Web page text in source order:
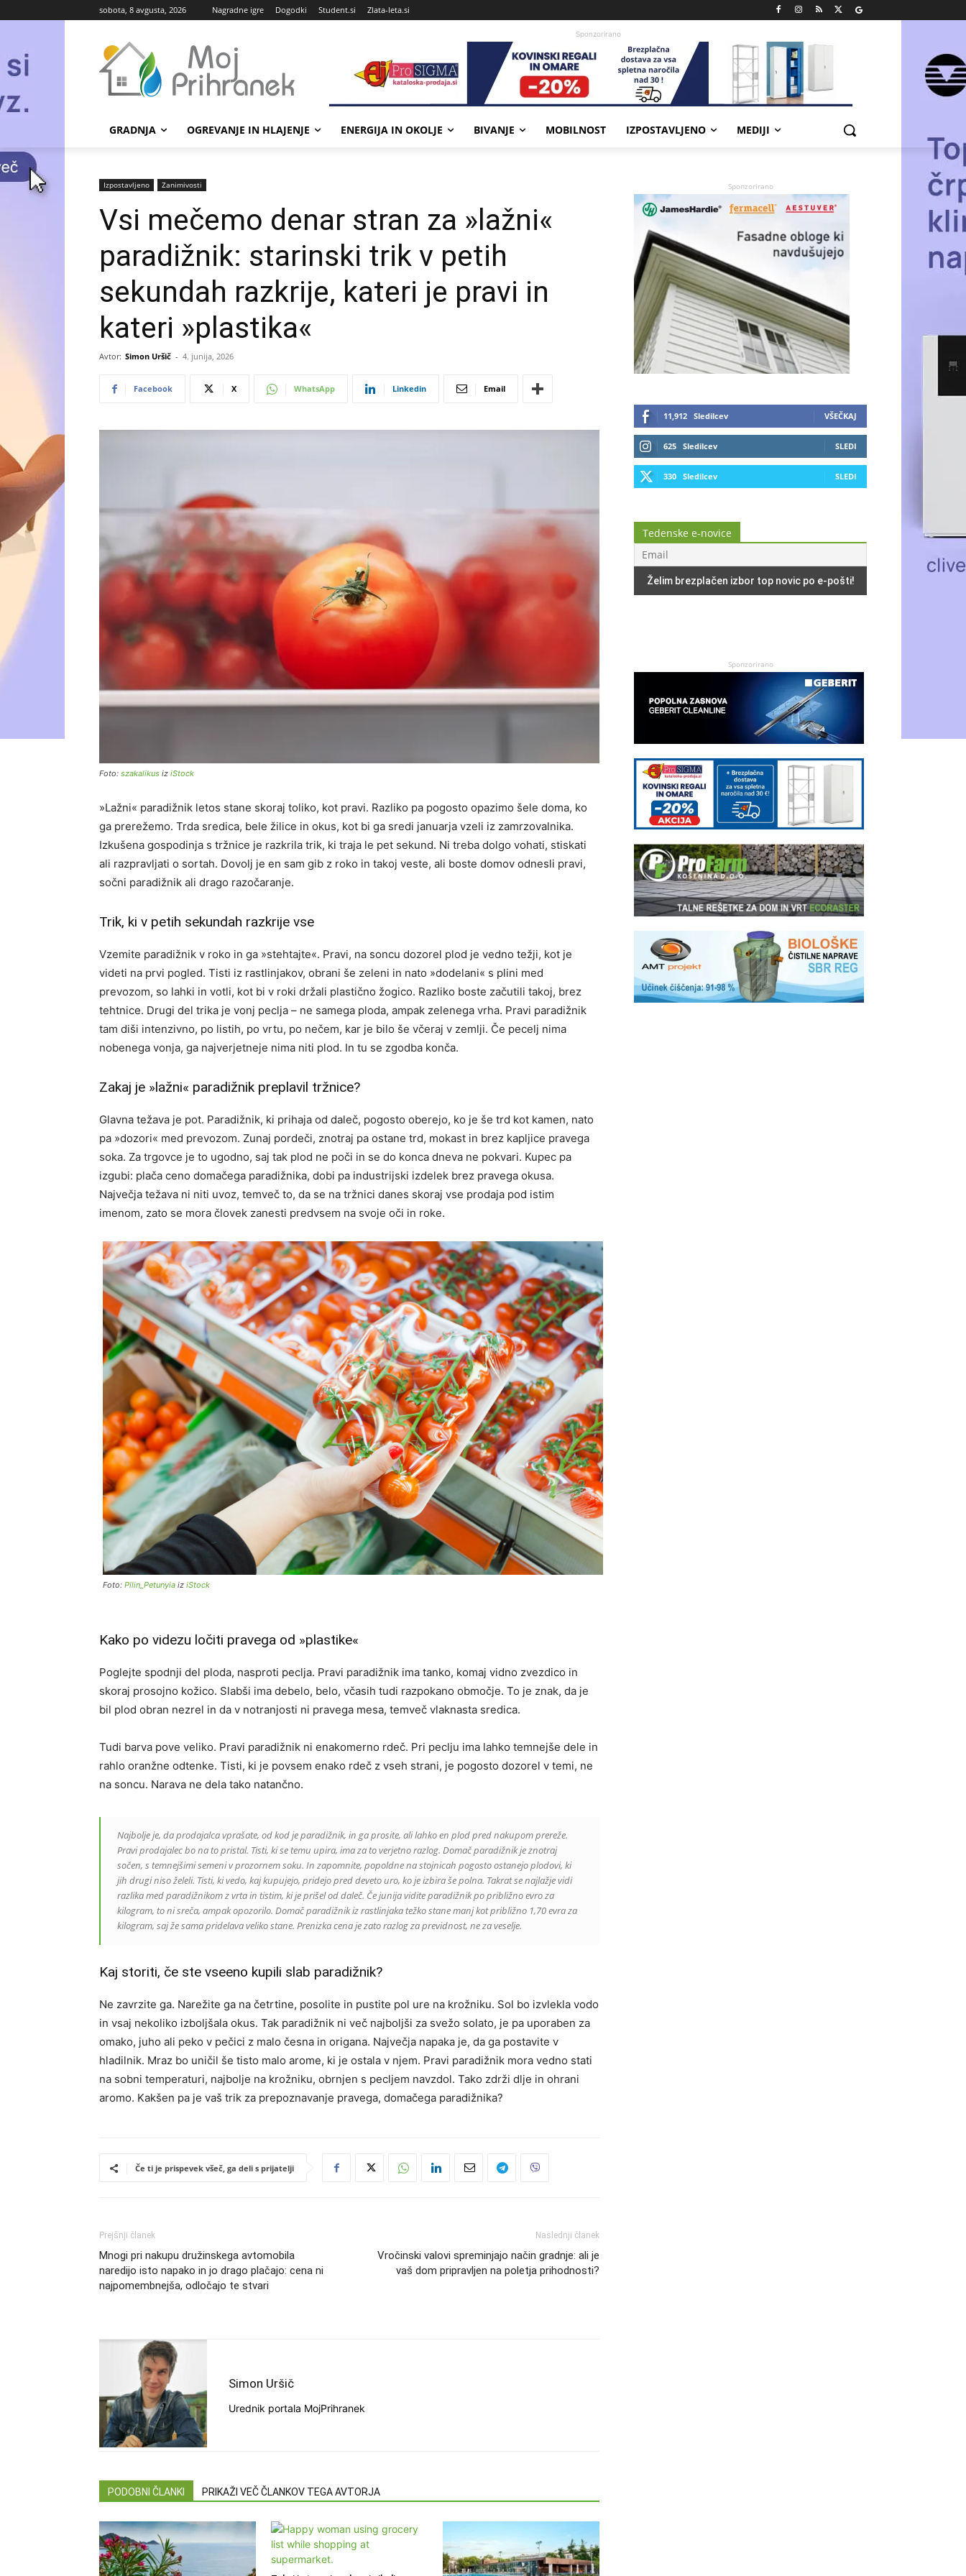
sobota, 8 avgusta, 2026 Nagradne igre Dogodki Student.si Zlata-leta.si
Sponzorirano
GRADNJA OGREVANJE IN HLAJENJE ENERGIJA IN OKOLJE BIVANJE MOBILNOST IZPOSTAVLJENO MEDIJI
Izpostavljeno Zanimivosti
Vsi mečemo denar stran za »lažni«
paradižnik: starinski trik v petih
sekundah razkrije, kateri je pravi in
kateri »plastika«
Avtor: Simon Uršič - 4. junija, 2026
Facebook X WhatsApp Linkedin Email
Foto: szakalikus iz iStock
»Lažni« paradižnik letos stane skoraj toliko, kot pravi. Razliko pa pogosto opazimo šele doma, ko
ga prerežemo. Trda sredica, bele žilice in okus, kot bi ga sredi januarja vzeli iz zamrzovalnika.
Izkušena gospodinja s tržnice je razkrila trik, ki traja le pet sekund. Ni treba dolgo vohati, stiskati
ali razpravljati o sortah. Dovolj je en sam gib z roko in takoj veste, ali boste domov odnesli pravi,
sočni paradižnik ali drago razočaranje.
Trik, ki v petih sekundah razkrije vse
Vzemite paradižnik v roko in ga »stehtajte«. Pravi, na soncu dozorel plod je vedno težji, kot je
videti na prvi pogled. Tisti iz rastlinjakov, obrani še zeleni in nato »dodelani« s plini med
prevozom, so lahki in votli, kot bi v roki držali plastično žogico. Razliko boste začutili takoj, brez
tehtnice. Drugi del trika je vonj peclja – ne samega ploda, ampak zelenega vrha. Pravi paradižnik
tam diši intenzivno, po listih, po vrtu, po nečem, kar je bilo še včeraj v zemlji. Če pecelj nima
nobenega vonja, ga najverjetneje nima niti plod. In tu se zgodba konča.
Zakaj je »lažni« paradižnik preplavil tržnice?
Glavna težava je pot. Paradižnik, ki prihaja od daleč, pogosto oberejo, ko je še trd kot kamen, nato
pa »dozori« med prevozom. Zunaj pordeči, znotraj pa ostane trd, mokast in brez kapljice pravega
soka. Za trgovce je to ugodno, saj tak plod ne poči in se do konca dneva ne pokvari. Kupec pa
izgubi: plača ceno domačega paradižnika, dobi pa industrijski izdelek brez pravega okusa.
Največja težava ni niti uvoz, temveč to, da se na tržnici danes skoraj vse prodaja pod istim
imenom, zato se mora človek zanesti predvsem na svoje oči in roke.
Foto: Pilin_Petunyia iz iStock
Kako po videzu ločiti pravega od »plastike«
Poglejte spodnji del ploda, nasproti peclja. Pravi paradižnik ima tanko, komaj vidno zvezdico in
skoraj prosojno kožico. Slabši ima debelo, belo, včasih tudi razpokano območje. To je znak, da je
bil plod obran nezrel in da v notranjosti ni pravega mesa, temveč vlaknasta sredica.
Tudi barva pove veliko. Pravi paradižnik ni enakomerno rdeč. Pri peclju ima lahko temnejše dele in
rahlo oranžne odtenke. Tisti, ki je povsem enako rdeč z vseh strani, je pogosto dozorel v temi, ne
na soncu. Narava ne dela tako natančno.
Najbolje je, da prodajalca vprašate, od kod je paradižnik, in ga prosite, ali lahko en plod pred nakupom prereže.
Pravi prodajalec bo na to pristal. Tisti, ki se temu upira, ima za to verjetno razlog. Domač paradižnik je znotraj
sočen, s temnejšimi semeni v prozornem soku. In zapomnite, popoldne na stojnicah pogosto ostanejo plodovi, ki
jih drugi niso želeli. Tisti, ki vedo, kaj kupujejo, pridejo pred deveto uro, ko je izbira še polna. Takrat se najlažje vidi
razlika med paradižnikom z vrta in tistim, ki je prišel od daleč. Če junija vidite paradižnik po približno evro za
kilogram, to ni sreča, ampak opozorilo. Domač paradižnik iz rastlinjaka težko stane manj kot približno 1,70 evra za
kilogram, saj že sama pridelava veliko stane. Prenizka cena je zato razlog za previdnost, ne za veselje.
Kaj storiti, če ste vseeno kupili slab paradižnik?
Ne zavrzite ga. Narežite ga na četrtine, posolite in pustite pol ure na krožniku. Sol bo izvlekla vodo
in vsaj nekoliko izboljšala okus. Tak paradižnik ni več najboljši za svežo solato, je pa uporaben za
omako, juho ali peko v pečici z malo česna in origana. Največja napaka je, da ga postavite v
hladilnik. Mraz bo uničil še tisto malo arome, ki je ostala v njem. Pravi paradižnik mora vedno stati
na sobni temperaturi, najbolje na krožniku, obrnjen s pecljem navzdol. Tako zdrži dlje in ohrani
aromo. Kakšen pa je vaš trik za prepoznavanje pravega, domačega paradižnika?
Če ti je prispevek všeč, ga deli s prijatelji
Prejšnji članek
Mnogi pri nakupu družinskega avtomobila
naredijo isto napako in jo drago plačajo: cena ni
najpomembnejša, odločajo te stvari
Naslednji članek
Vročinski valovi spreminjajo način gradnje: ali je
vaš dom pripravljen na poletja prihodnosti?
Simon Uršič
Urednik portala MojPrihranek
PODOBNI ČLANKI PRIKAŽI VEČ ČLANKOV TEGA AVTORJA
Sponzorirano
11,912 Sledilcev VŠEČKAJ
625 Sledilcev SLEDI
330 Sledilcev SLEDI
Tedenske e-novice
Sponzorirano